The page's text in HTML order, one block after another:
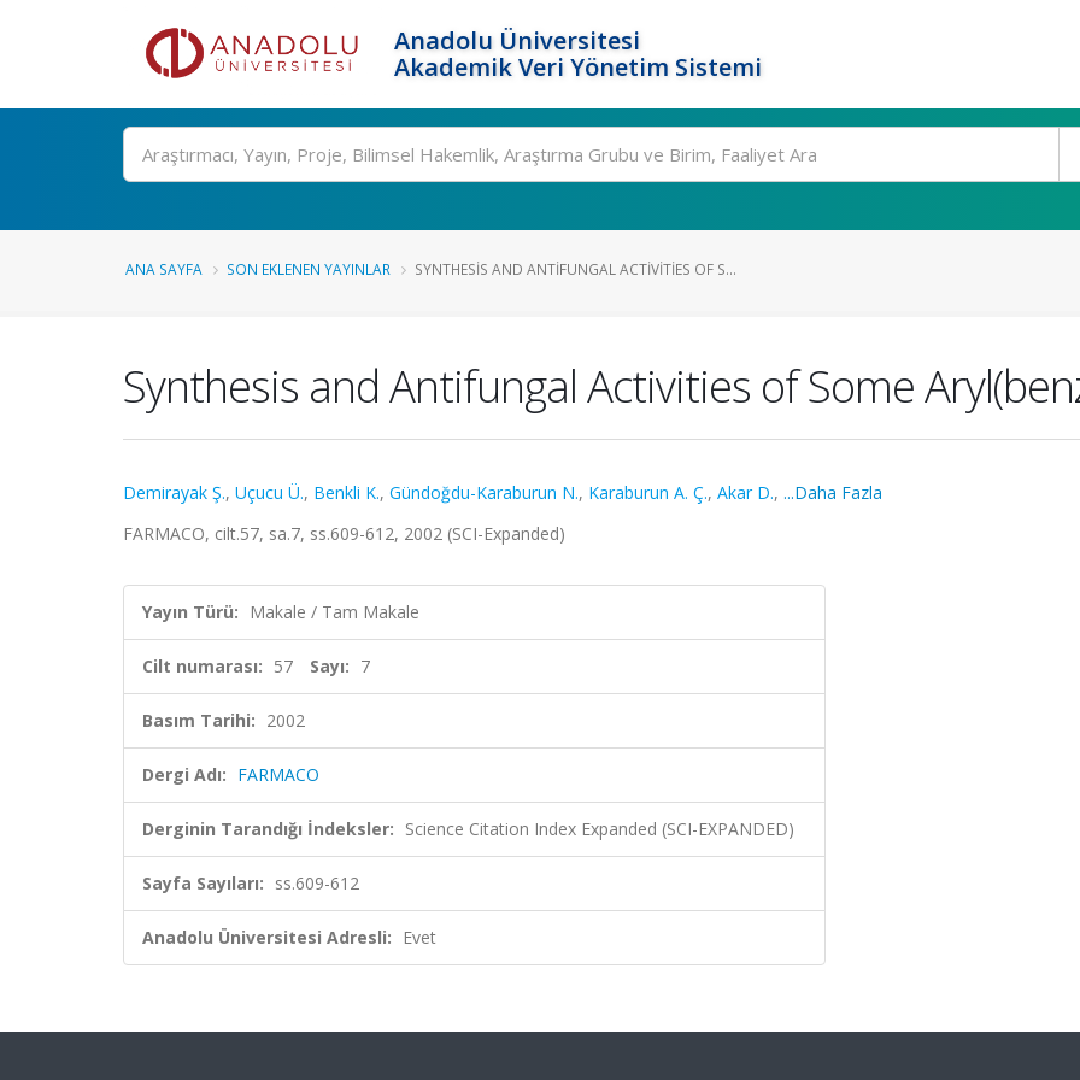
Anadolu Üniversitesi
Akademik Veri Yönetim Sistemi
Ara
ANA SAYFA SON EKLENEN YAYINLAR SYNTHESIS AND ANTIFUNGAL ACTIVITIES OF S...
Synthesis and Antifungal Activities of Some
Demirayak Ş., Uçucu Ü., Benkli K., Gündoğdu-Karaburun N., Karaburun A. Ç., Akar D., ...Daha Fazla
FARMACO, cilt.57, sa.7, ss.609-612, 2002 (SCI-Expanded)
Yayın Türü: Makale / Tam Makale
Cilt numarası: 57 Sayı: 7
Basım Tarihi: 2002
Dergi Adı: FARMACO
Derginin Tarandığı İndeksler: Science Citation Index Expanded (SCI-EXPANDED)
Sayfa Sayıları: ss.609-612
Anadolu Üniversitesi Adresli: Evet